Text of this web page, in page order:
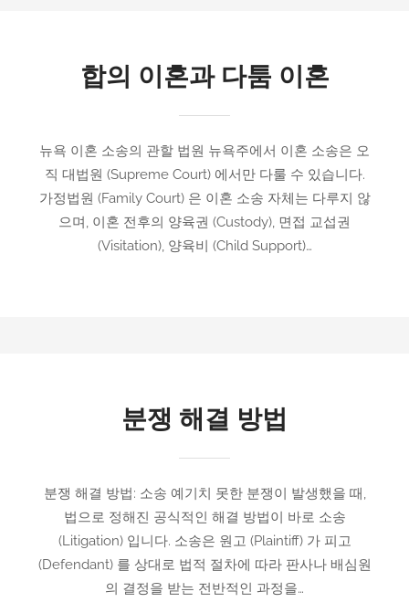
합의 이혼과 다툼 이혼
뉴욕 이혼 소송의 관할 법원 뉴욕주에서 이혼 소송은 오
직 대법원 (Supreme Court) 에서만 다룰 수 있습니다.
가정법원 (Family Court) 은 이혼 소송 자체는 다루지 않
으며, 이혼 전후의 양육권 (Custody), 면접 교섭권
(Visitation), 양육비 (Child Support)…
분쟁 해결 방법
분쟁 해결 방법: 소송 예기치 못한 분쟁이 발생했을 때,
법으로 정해진 공식적인 해결 방법이 바로 소송
(Litigation) 입니다. 소송은 원고 (Plaintiff) 가 피고
(Defendant) 를 상대로 법적 절차에 따라 판사나 배심원
의 결정을 받는 전반적인 과정을…